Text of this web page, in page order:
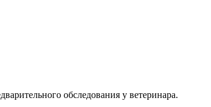
обследования у ветеринара.